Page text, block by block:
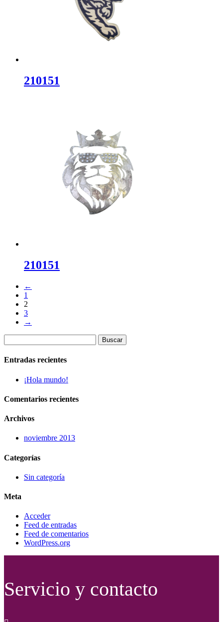
210151
210151
←
1
2
3
→
Entradas recientes
¡Hola mundo!
Comentarios recientes
Archivos
noviembre 2013
Categorías
Sin categoría
Meta
Acceder
Feed de entradas
Feed de comentarios
WordPress.org
Servicio y contacto